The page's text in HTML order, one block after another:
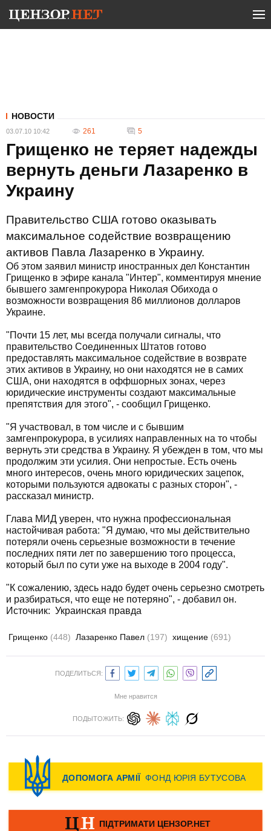
НОВОСТИ
03.07.10 10:42 261 5
Грищенко не теряет надежды
вернуть деньги Лазаренко в
Украину
Правительство США готово оказывать
максимальное содействие возвращению
активов Павла Лазаренко в Украину.
Об этом заявил министр иностранных дел Константин
Грищенко в эфире канала "Интер", комментируя мнение
бывшего замгенпрокурора Николая Обихода о
возможности возвращения 86 миллионов долларов
Украине.
"Почти 15 лет, мы всегда получали сигналы, что
правительство Соединенных Штатов готово
предоставлять максимальное содействие в возврате
этих активов в Украину, но они находятся не в самих
США, они находятся в оффшорных зонах, через
юридические инструменты создают максимальные
препятствия для этого", - сообщил Грищенко.
"Я участвовал, в том числе и с бывшим
замгенпрокурора, в усилиях направленных на то чтобы
вернуть эти средства в Украину. Я убежден в том, что мы
продолжим эти усилия. Они непростые. Есть очень
много интересов, очень много юридических зацепок,
которыми пользуются адвокаты с разных сторон", -
рассказал министр.
Глава МИД уверен, что нужна профессиональная
настойчивая работа: "Я думаю, что мы действительно
потеряли очень серьезные возможности в течение
последних пяти лет по завершению того процесса,
который был по сути уже на выходе в 2004 году".
"К сожалению, здесь надо будет очень серьезно смотреть
и разбираться, что еще не потеряно", - добавил он.
Источник: Украинская правда
Грищенко (448) Лазаренко Павел (197) хищение (691)
ПОДЕЛИТЬСЯ:
Мне нравится
ПОДЫТОЖИТЬ: